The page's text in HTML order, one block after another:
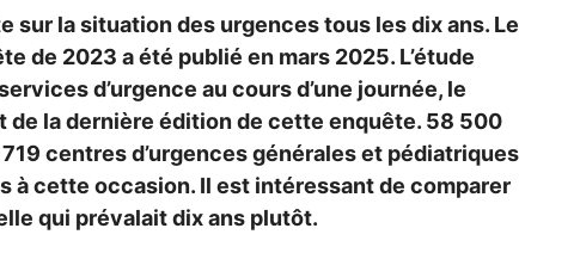
sur la situation des urgences tous les dix ans. Le
de 2023 a été publié en mars 2025. L’étude
d’urgence au cours d’une journée, le
de la dernière édition de cette enquête. 58 500
centres d’urgences générales et pédiatriques
à cette occasion. Il est intéressant de comparer
qui prévalait dix ans plutôt.